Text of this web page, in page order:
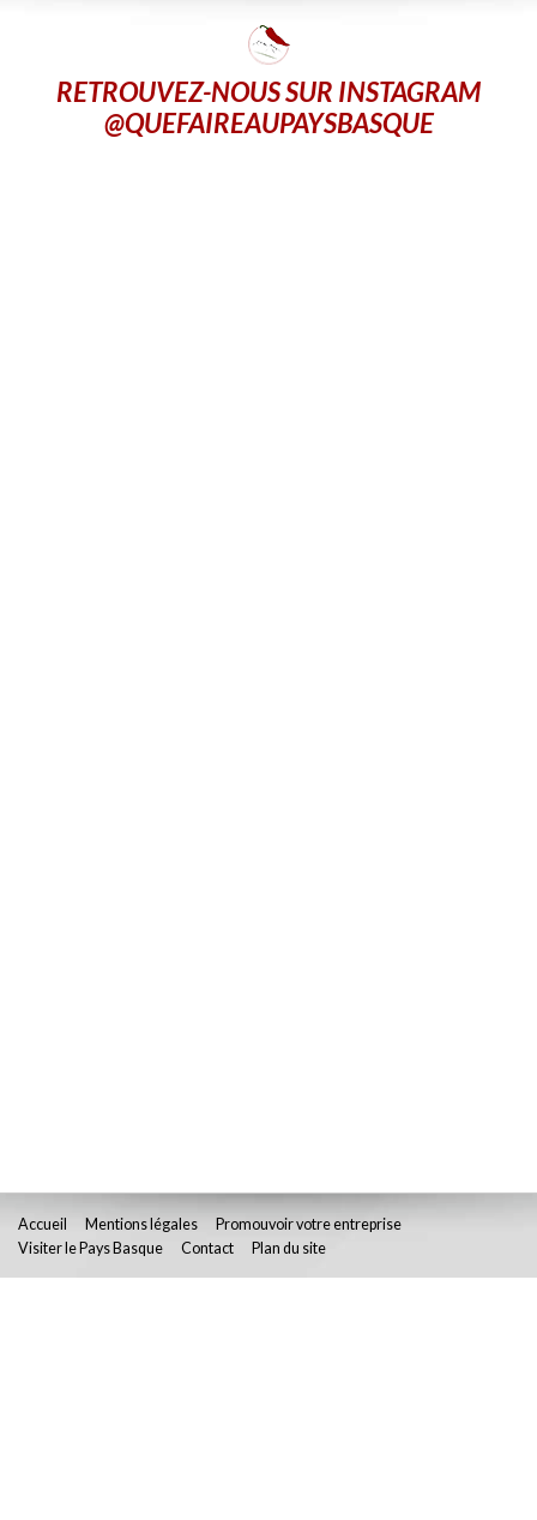
RETROUVEZ-NOUS SUR INSTAGRAM
@QUEFAIREAUPAYSBASQUE
Accueil Mentions légales
Promouvoir votre entreprise
Visiter le Pays Basque
Contact Plan du site